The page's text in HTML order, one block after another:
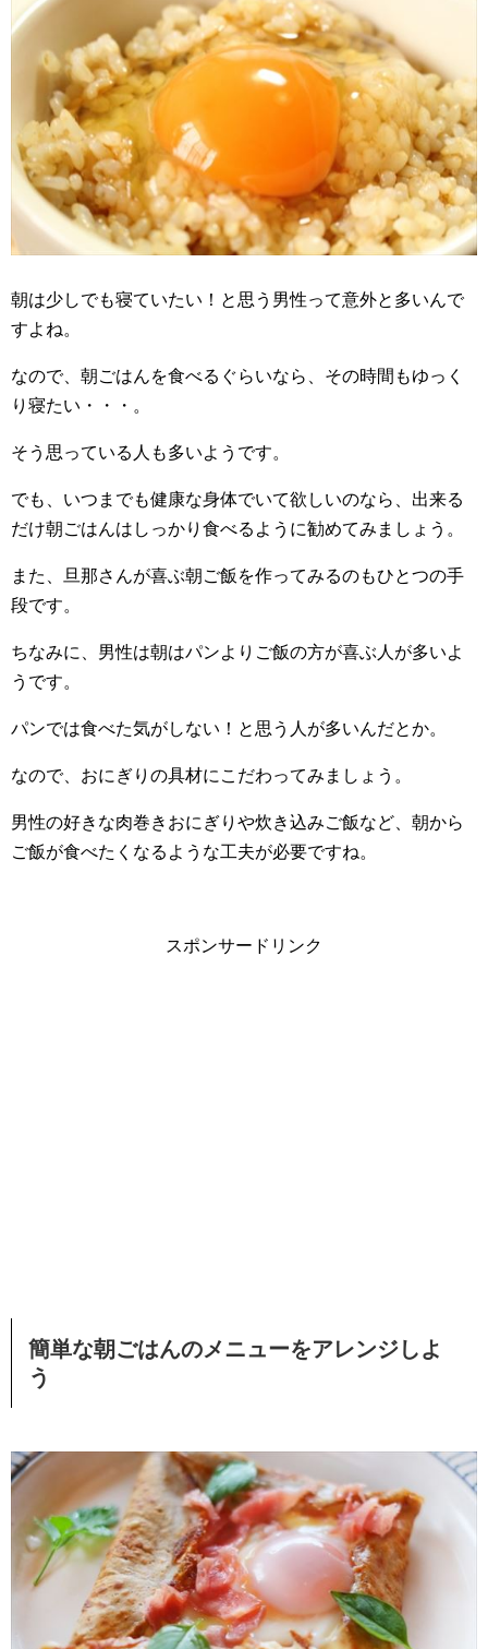
朝は少しでも寝ていたい！と思う男性って意外と多いんで
すよね。
なので、朝ごはんを食べるぐらいなら、その時間もゆっく
り寝たい・・・。
そう思っている人も多いようです。
でも、いつまでも健康な身体でいて欲しいのなら、出来る
だけ朝ごはんはしっかり食べるように勧めてみましょう。
また、旦那さんが喜ぶ朝ご飯を作ってみるのもひとつの手
段です。
ちなみに、男性は朝はパンよりご飯の方が喜ぶ人が多いよ
うです。
パンでは食べた気がしない！と思う人が多いんだとか。
なので、おにぎりの具材にこだわってみましょう。
男性の好きな肉巻きおにぎりや炊き込みご飯など、朝から
ご飯が食べたくなるような工夫が必要ですね。
スポンサードリンク
簡単な朝ごはんのメニューをアレンジしよ
う